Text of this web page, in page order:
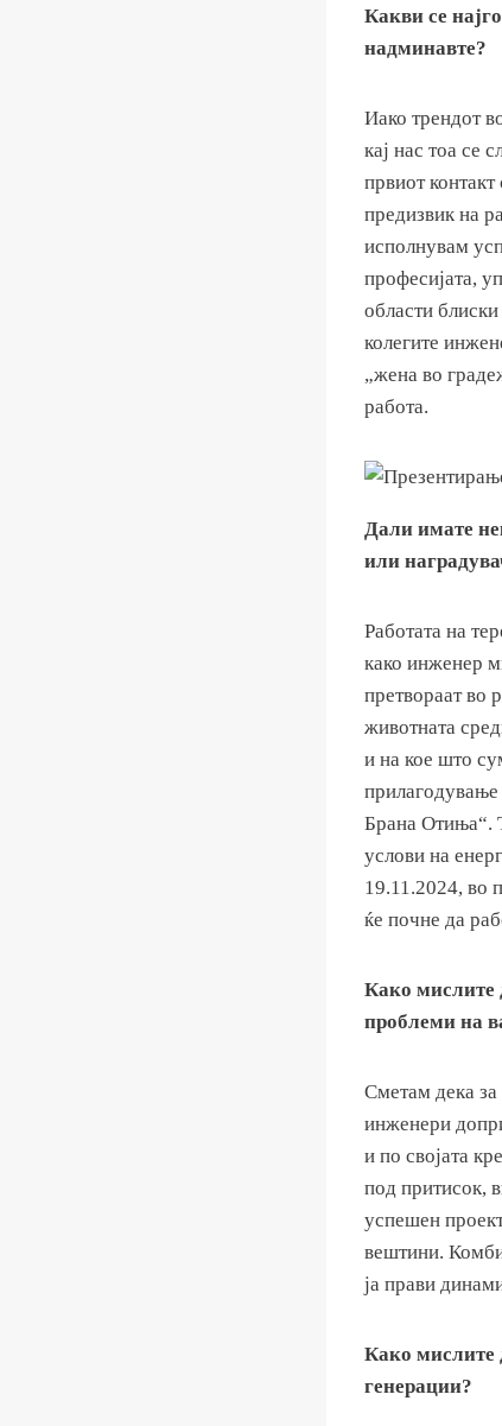
Какви се
надминавте?
Иако трендот
кај нас тоа се
првиот
предизвик на
исполнувам
професијата,
области
колегите
„жена во
работа.
Дали имате
или
Работата на
како инженер
претвораат во
животната
и на кое што
прилагодување
Брана Отиња“.
услови на
19.11.2024, во
ќе почне да
Како мислите
проблеми на
Сметам дека
инженери
и по својата
под притисок,
успешен
вештини.
ја прави
Како мислите
генерации?